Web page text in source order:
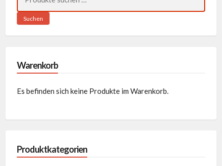
nach:
Suchen
Warenkorb
Es befinden sich keine Produkte im Warenkorb.
Produktkategorien